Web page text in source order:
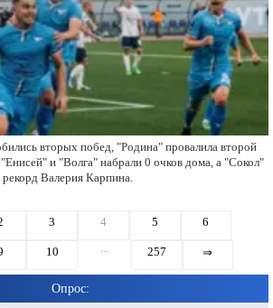
вторых побед, "Родина" провалила второй
и "Волга" набрали 0 очков дома, а "Сокол"
Валерия Карпина.
3 4 5 6
10 ... 257 ⇒
Опрос: